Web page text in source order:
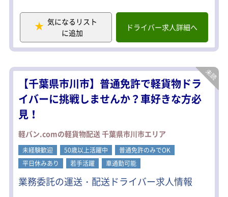
ルートは固定ではありませんが、配送
先が近隣のイオングループ店舗かつ、
配送指示書に従っての配送ですので難
しい仕事は一切ありません。
高速道路の利用OK！手積み手降ろしも
無く、「押して引くだけ」の専用カー
トを使用しての配送になるので、身体
への負担が少ないのが特徴！
慣れてしまえば快適にお仕事ができま
す。
りません
配車担当者がゆとりを持ったルートを
決めるので、ドライバーさんが対応で
きないほど負担のかかる運行はありま
せん。
＜ドライバーの1日の流れ＞
気になるリスト
に追加
ドライバー求人詳細へ
【千葉県市川市】普通免許で軽貨物ドラ
イバーに挑戦しませんか？車好きな方必
見！
軽バン.comの軽貨物配送 千葉県市川市エリア
未経験歓迎 50歳以上活躍中
普通免許のみでOK
平日休みあり
若手活躍 車通勤可能
業務委託の運送・配送ドライバー求人情報